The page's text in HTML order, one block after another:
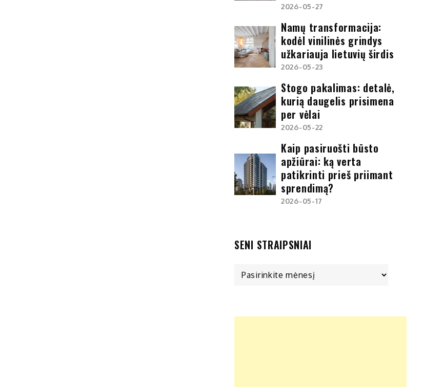
2026-05-27
Namų transformacija:
kodėl vinilinės grindys
užkariauja lietuvių širdis
2026-05-23
Stogo pakalimas: detalė,
kurią daugelis prisimena
per vėlai
2026-05-22
Kaip pasiruošti būsto
apžiūrai: ką verta
patikrinti prieš priimant
sprendimą?
2026-05-17
SENI STRAIPSNIAI